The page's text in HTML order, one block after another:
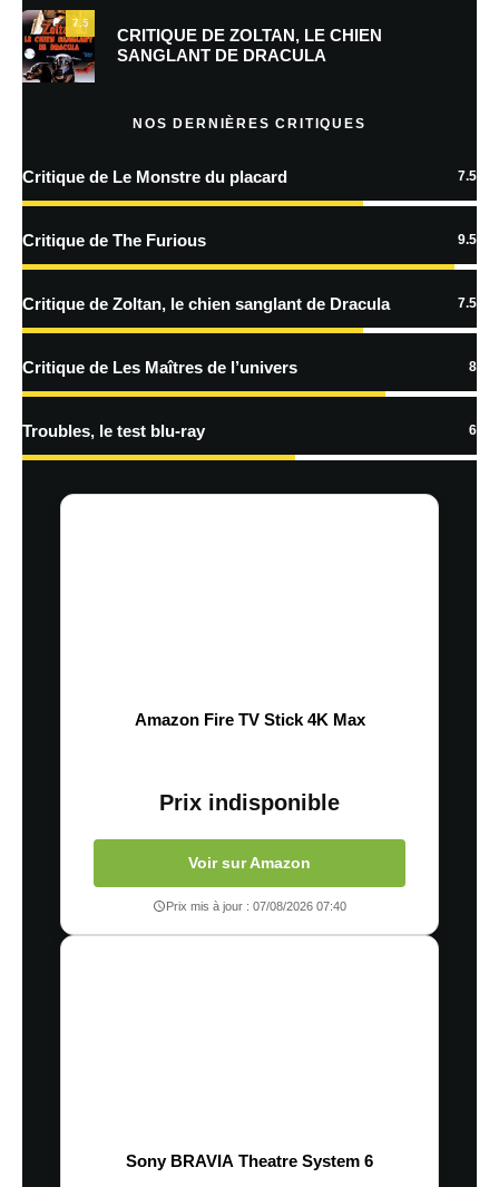
Prévenez-moi de tous les nouveaux commentaires par e-mail.
Prévenez-moi de tous les nouveaux articles par e-mail.
En savoir
traitées
7.5
CRITIQUE DE ZOLTAN, LE CHIEN
SANGLANT DE DRACULA
NOS DERNIÈRES CRITIQUES
Critique de Le Monstre du placard 7.5
Critique de The Furious 9.5
Critique de Zoltan, le chien sanglant de Dracula 7.5
Critique de Les Maîtres de l’univers 8
Troubles, le test blu-ray 6
Amazon Fire TV Stick 4K Max
Prix indisponible
Voir sur Amazon
Prix mis à jour : 07/08/2026 07:40
Sony BRAVIA Theatre System 6